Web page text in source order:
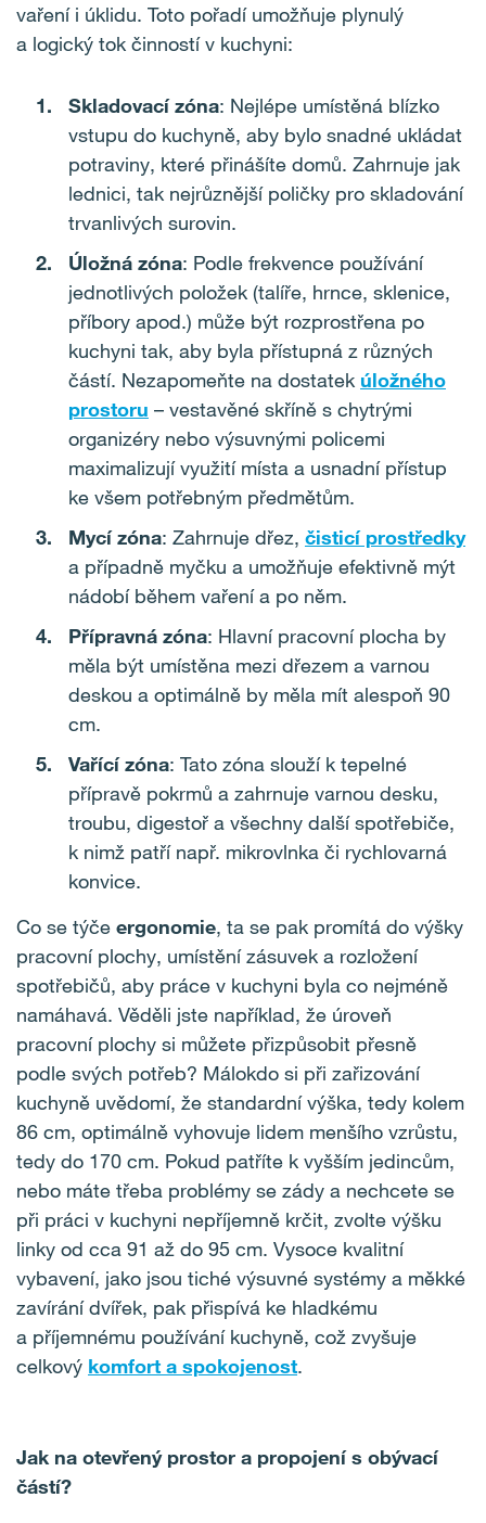
vaření i úklidu. Toto pořadí umožňuje plynulý
a logický tok činností v kuchyni:
Skladovací zóna: Nejlépe umístěná blízko
vstupu do kuchyně, aby bylo snadné ukládat
potraviny, které přinášíte domů. Zahrnuje jak
lednici, tak nejrůznější poličky pro skladování
trvanlivých surovin.
Úložná zóna: Podle frekvence používání
jednotlivých položek (talíře, hrnce, sklenice,
příbory apod.) může být rozprostřena po
kuchyni tak, aby byla přístupná z různých
částí. Nezapomeňte na dostatek úložného
prostoru – vestavěné skříně s chytrými
organizéry nebo výsuvnými policemi
maximalizují využití místa a usnadní přístup
ke všem potřebným předmětům.
Mycí zóna: Zahrnuje dřez, čisticí prostředky
a případně myčku a umožňuje efektivně mýt
nádobí během vaření a po něm.
Přípravná zóna: Hlavní pracovní plocha by
měla být umístěna mezi dřezem a varnou
deskou a optimálně by měla mít alespoň 90
cm.
Vařící zóna: Tato zóna slouží k tepelné
přípravě pokrmů a zahrnuje varnou desku,
troubu, digestoř a všechny další spotřebiče,
k nimž patří např. mikrovlnka či rychlovarná
konvice.
Co se týče ergonomie, ta se pak promítá do výšky
pracovní plochy, umístění zásuvek a rozložení
spotřebičů, aby práce v kuchyni byla co nejméně
namáhavá. Věděli jste například, že úroveň
pracovní plochy si můžete přizpůsobit přesně
podle svých potřeb? Málokdo si při zařizování
kuchyně uvědomí, že standardní výška, tedy kolem
86 cm, optimálně vyhovuje lidem menšího vzrůstu,
tedy do 170 cm. Pokud patříte k vyšším jedincům,
nebo máte třeba problémy se zády a nechcete se
při práci v kuchyni nepříjemně krčit, zvolte výšku
linky od cca 91 až do 95 cm. Vysoce kvalitní
vybavení, jako jsou tiché výsuvné systémy a měkké
zavírání dvířek, pak přispívá ke hladkému
a příjemnému používání kuchyně, což zvyšuje
celkový komfort a spokojenost.
Jak na otevřený prostor a propojení s obývací
částí?